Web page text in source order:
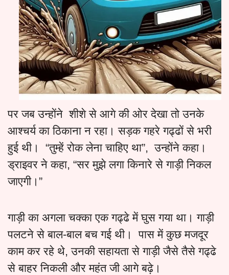
पर जब उन्होंने शीशे से आगे की ओर देखा तो उनके
आश्चर्य का ठिकाना न रहा। सड़क गहरे गढ्ढों से भरी
हुई थी। “तुम्हें रोक लेना चाहिए था”, उन्होंने कहा।
ड्राइवर ने कहा, “सर मुझे लगा किनारे से गाड़ी निकल
जाएगी।”
गाड़ी का अगला चक्का एक गढ्ढे में घुस गया था। गाड़ी
पलटने से बाल-बाल बच गई थी। पास में कुछ मजदूर
काम कर रहे थे, उनकी सहायता से गाड़ी जैसे तैसे गढ्ढे
से बाहर निकली और महंत जी आगे बढ़े।